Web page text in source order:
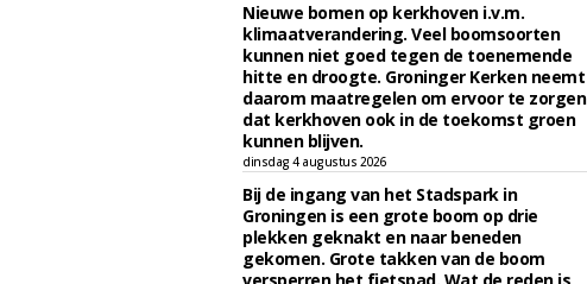
Nieuwe bomen op kerkhoven i.v.m.
klimaatverandering. Veel boomsoorten
kunnen niet goed tegen de toenemende
hitte en droogte. Groninger Kerken neemt
daarom maatregelen om ervoor te zorgen
dat kerkhoven ook in de toekomst groen
kunnen blijven.
dinsdag 4 augustus 2026
Bij de ingang van het Stadspark in
Groningen is een grote boom op drie
plekken geknakt en naar beneden
gekomen. Grote takken van de boom